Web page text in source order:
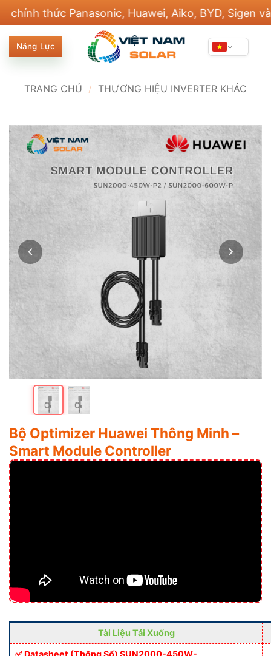
nội
dung
Panasonic, Huawei, Aiko, BYD, Sigen và 20
Năng Lực
TRANG CHỦ / THƯƠNG HIỆU INVERTER KHÁC
Bộ Optimizer Huawei Thông Minh –
Smart Module Controller
Tài Liệu Tải Xuống
✅ Datasheet (Thông Số) SUN2000-450W-